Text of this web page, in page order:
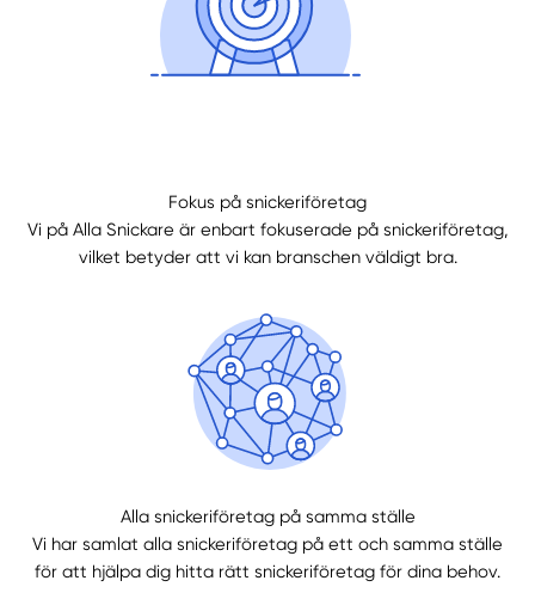
Fokus på snickeriföretag
Vi på Alla Snickare är enbart fokuserade på snickeriföretag,
vilket betyder att vi kan branschen väldigt bra.
Alla snickeriföretag på samma ställe
Vi har samlat alla snickeriföretag på ett och samma ställe
för att hjälpa dig hitta rätt snickeriföretag för dina behov.